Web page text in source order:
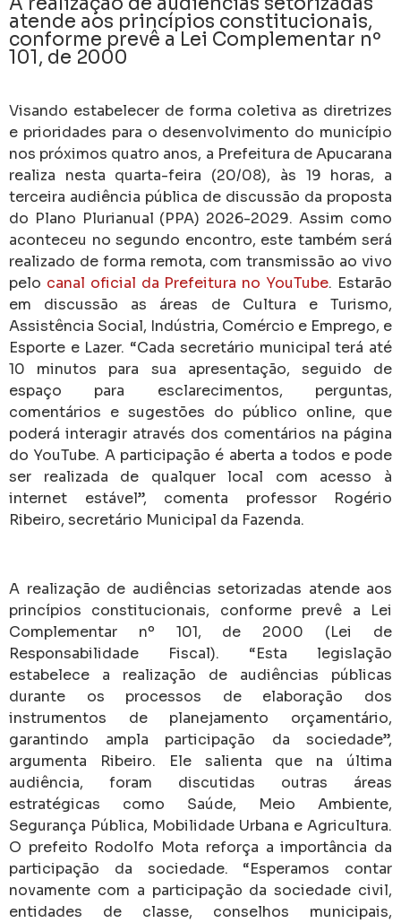
atende aos princípios constitucionais,
conforme prevê a Lei Complementar nº
101, de 2000
Visando estabelecer de forma coletiva as diretrizes
e prioridades para o desenvolvimento do município
nos próximos quatro anos, a Prefeitura de Apucarana
realiza nesta quarta-feira (20/08), às 19 horas, a
terceira audiência pública de discussão da proposta
do Plano Plurianual (PPA) 2026-2029. Assim como
aconteceu no segundo encontro, este também será
realizado de forma remota, com transmissão ao vivo
pelo canal oficial da Prefeitura no YouTube. Estarão
em discussão as áreas de Cultura e Turismo,
Assistência Social, Indústria, Comércio e Emprego, e
Esporte e Lazer. “Cada secretário municipal terá até
10 minutos para sua apresentação, seguido de
espaço para esclarecimentos, perguntas,
comentários e sugestões do público online, que
poderá interagir através dos comentários na página
do YouTube. A participação é aberta a todos e pode
ser realizada de qualquer local com acesso à
internet estável”, comenta professor Rogério
Ribeiro, secretário Municipal da Fazenda.
A realização de audiências setorizadas atende aos
princípios constitucionais, conforme prevê a Lei
Complementar nº 101, de 2000 (Lei de
Responsabilidade Fiscal). “Esta legislação
estabelece a realização de audiências públicas
durante os processos de elaboração dos
instrumentos de planejamento orçamentário,
garantindo ampla participação da sociedade”,
argumenta Ribeiro. Ele salienta que na última
audiência, foram discutidas outras áreas
estratégicas como Saúde, Meio Ambiente,
Segurança Pública, Mobilidade Urbana e Agricultura.
O prefeito Rodolfo Mota reforça a importância da
participação da sociedade. “Esperamos contar
novamente com a participação da sociedade civil,
entidades de classe, conselhos municipais,